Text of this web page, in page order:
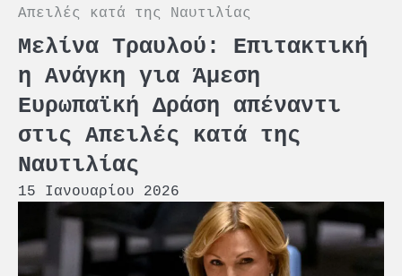
Απειλές κατά της Ναυτιλίας
Μελίνα Τραυλού: Επιτακτική
η Ανάγκη για Άμεση
Ευρωπαϊκή Δράση απέναντι
στις Απειλές κατά της
Ναυτιλίας
15 Ιανουαρίου 2026